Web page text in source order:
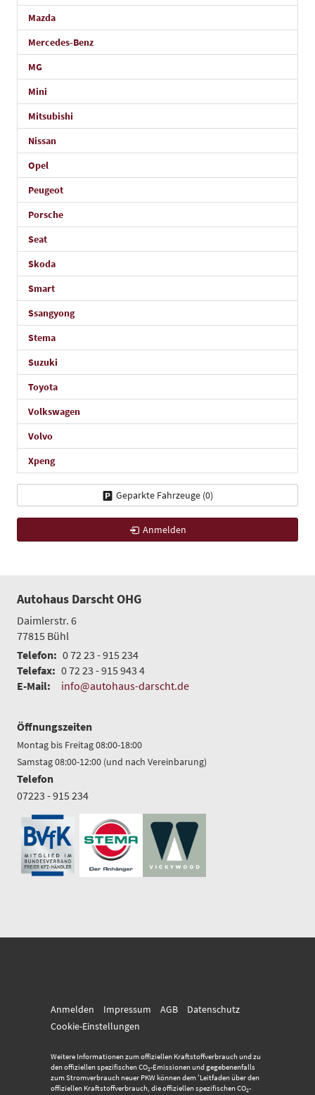
Mazda
Mercedes-Benz
MG
Mini
Mitsubishi
Nissan
Opel
Peugeot
Porsche
Seat
Skoda
Smart
Ssangyong
Stema
Suzuki
Toyota
Volkswagen
Volvo
Xpeng
Geparkte Fahrzeuge (0)
Anmelden
Autohaus Darscht OHG
Daimlerstr. 6
77815 Bühl
Telefon: 0 72 23 - 915 234
Telefax: 0 72 23 - 915 943 4
E-Mail:
info@autohaus-darscht.de
Öffnungszeiten
Montag bis Freitag 08:00-18:00
Samstag 08:00-12:00 (und nach Vereinbarung)
Telefon
07223 - 915 234
Anmelden Impressum AGB
Datenschutz
Cookie-Einstellungen
Weitere Informationen zum offiziellen Kraftstoffverbrauch und zu
den offiziellen spezifischen CO2-Emissionen und gegebenenfalls
zum Stromverbrauch neuer PKW können dem 'Leitfaden über den
offiziellen Kraftstoffverbrauch, die offiziellen spezifischen CO2-